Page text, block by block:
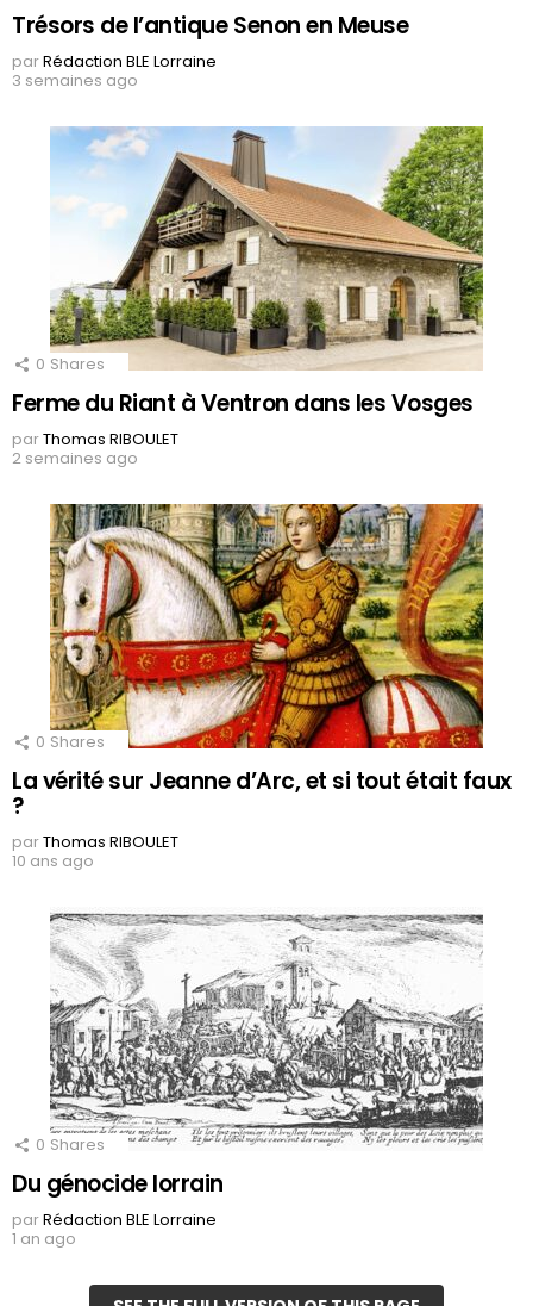
Trésors de l’antique Senon en Meuse
parRédaction BLE Lorraine
3 semaines ago
0 Shares
Ferme du Riant à Ventron dans les Vosges
parThomas RIBOULET
2 semaines ago
0 Shares
La vérité sur Jeanne d’Arc, et si tout était faux
?
parThomas RIBOULET
10 ans ago
0 Shares
Du génocide lorrain
parRédaction BLE Lorraine
1 an ago